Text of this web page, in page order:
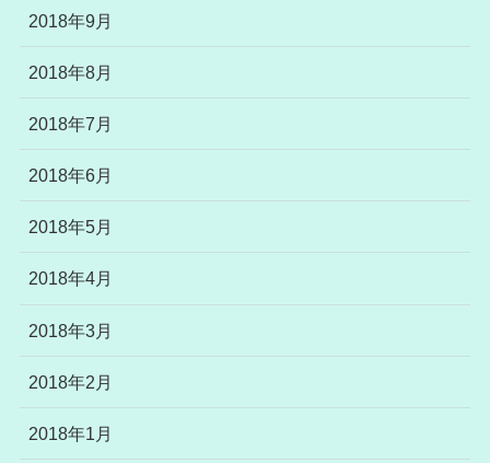
2018年9月
2018年8月
2018年7月
2018年6月
2018年5月
2018年4月
2018年3月
2018年2月
2018年1月